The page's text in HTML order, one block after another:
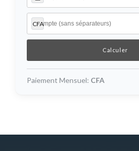
CFA
Paiement Mensuel: CFA